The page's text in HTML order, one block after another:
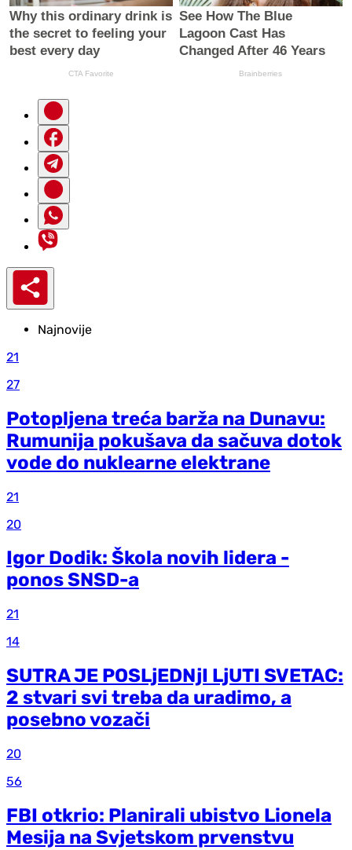
Najnovije
21
27
Potopljena treća barža na Dunavu:
Rumunija pokušava da sačuva dotok
vode do nuklearne elektrane
21
20
Igor Dodik: Škola novih lidera -
ponos SNSD-a
21
14
SUTRA JE POSLjEDNjI LjUTI SVETAC:
2 stvari svi treba da uradimo, a
posebno vozači
20
56
FBI otkrio: Planirali ubistvo Lionela
Mesija na Svjetskom prvenstvu